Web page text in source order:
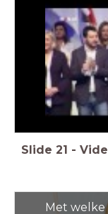
Slide 21 -
Met